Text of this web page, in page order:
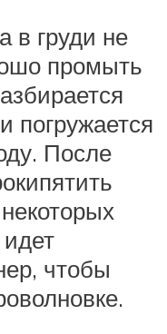
в груди не
промыть
погружается
После
чтобы